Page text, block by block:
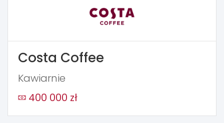
Costa Coffee
Kawiarnie
400 000 zł